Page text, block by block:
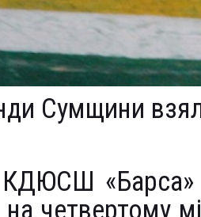
Сумщини
«Барса»
на четвертому